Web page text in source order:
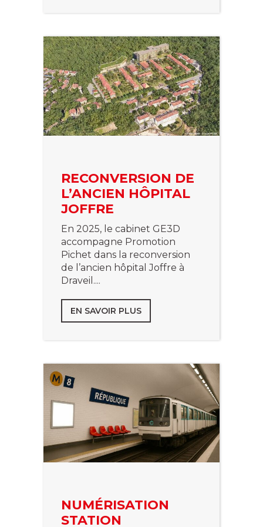
RECONVERSION DE
L’ANCIEN HÔPITAL
JOFFRE
En 2025, le cabinet GE3D
accompagne Promotion
Pichet dans la reconversion
de l’ancien hôpital Joffre à
Draveil....
EN SAVOIR PLUS
NUMÉRISATION
STATION